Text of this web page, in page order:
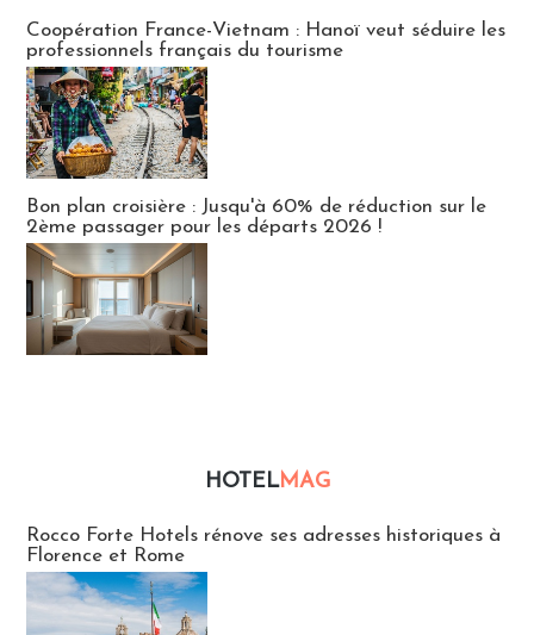
Coopération France-Vietnam : Hanoï veut séduire les
professionnels français du tourisme
Bon plan croisière : Jusqu'à 60% de réduction sur le
2ème passager pour les départs 2026 !
HOTELMAG
Rocco Forte Hotels rénove ses adresses historiques à
Florence et Rome